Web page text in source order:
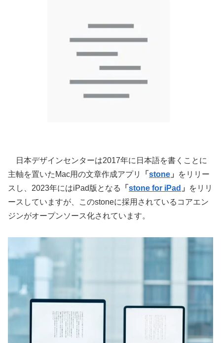
日本デザインセンターは2017年に日本語を書くことに
主軸を置いたMac用の文章作成アプリ
「 stone 」
をリリー
スし、2023年にはiPad版となる
「 stone for iPad 」
をリリ
ースしていますが、このstoneに採用されているコアエン
ジンがオープンソース化されています。